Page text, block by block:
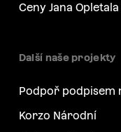
Ceny Jana Opletala
Další naše projekty
Podpoř podpisem
Korzo Národní